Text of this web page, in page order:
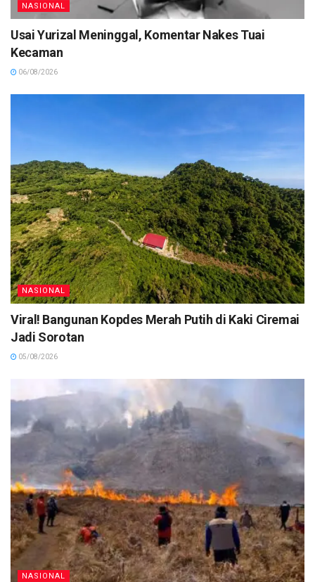
NASIONAL
Usai Yurizal Meninggal, Komentar Nakes Tuai
Kecaman
06/08/2026
NASIONAL
Viral! Bangunan Kopdes Merah Putih di Kaki Ciremai
Jadi Sorotan
05/08/2026
NASIONAL